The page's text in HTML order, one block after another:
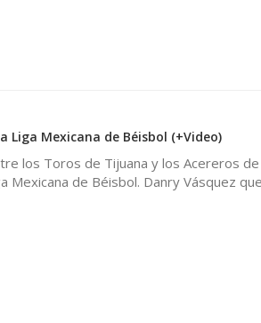
Mexicana de Béisbol (+Video)
los Toros de Tijuana y los Acereros de
Mexicana de Béisbol. Danry Vásquez